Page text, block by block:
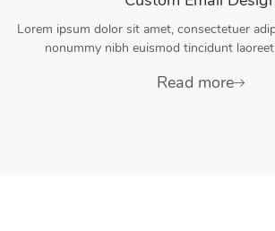
Lorem ipsum dolor sit amet, consectetuer
nonummy nibh euismod tincidunt
Read more